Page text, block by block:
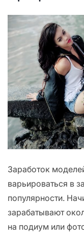
Заработок
варьироваться в
популярности.
зарабатывают
на подиум или